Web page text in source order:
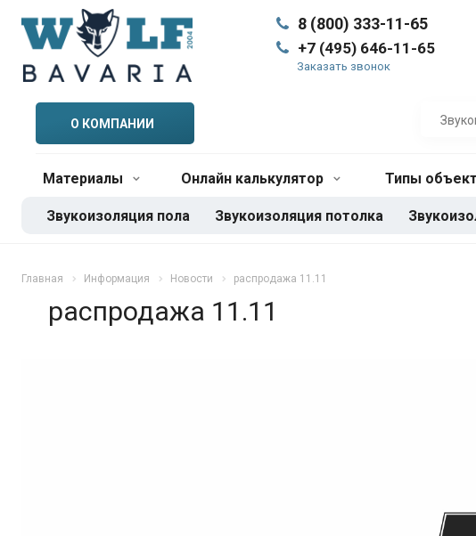
8 (800) 333-11-65
+7 (495) 646-11-65
Заказать звонок
О КОМПАНИИ
Материалы Онлайн калькулятор Типы
Звукоизоляция пола Звукоизоляция потолка
Главная Информация Новости распродажа 11.11
распродажа 11.11